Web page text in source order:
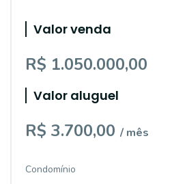
Valor venda
R$ 1.050.000,00
Valor aluguel
R$ 3.700,00 / mês
Condomínio